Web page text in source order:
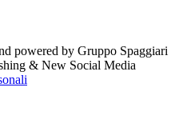
powered by Gruppo Spaggiari
& New Social Media